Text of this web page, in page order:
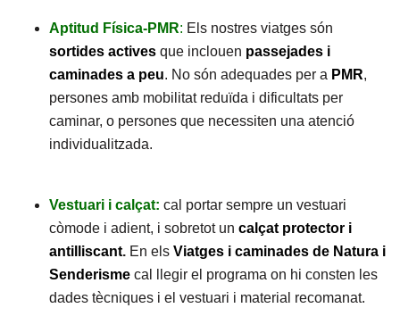
Aptitud Física-PMR: Els nostres viatges són
sortides actives que inclouen passejades i
caminades a peu. No són adequades per a PMR,
persones amb mobilitat reduïda i dificultats per
caminar, o persones que necessiten una atenció
individualitzada.
Vestuari i calçat: cal portar sempre un vestuari
còmode i adient, i sobretot un calçat protector i
antilliscant. En els Viatges i caminades de Natura i
Senderisme cal llegir el programa on hi consten les
dades tècniques i el vestuari i material recomanat.